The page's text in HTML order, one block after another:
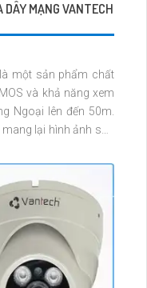
DÂY MẠNG VANTECH
là một sản phẩm chất
và khả năng xem
Ngoại lên đến 50m.
lại hình ảnh sắc
tin cậy